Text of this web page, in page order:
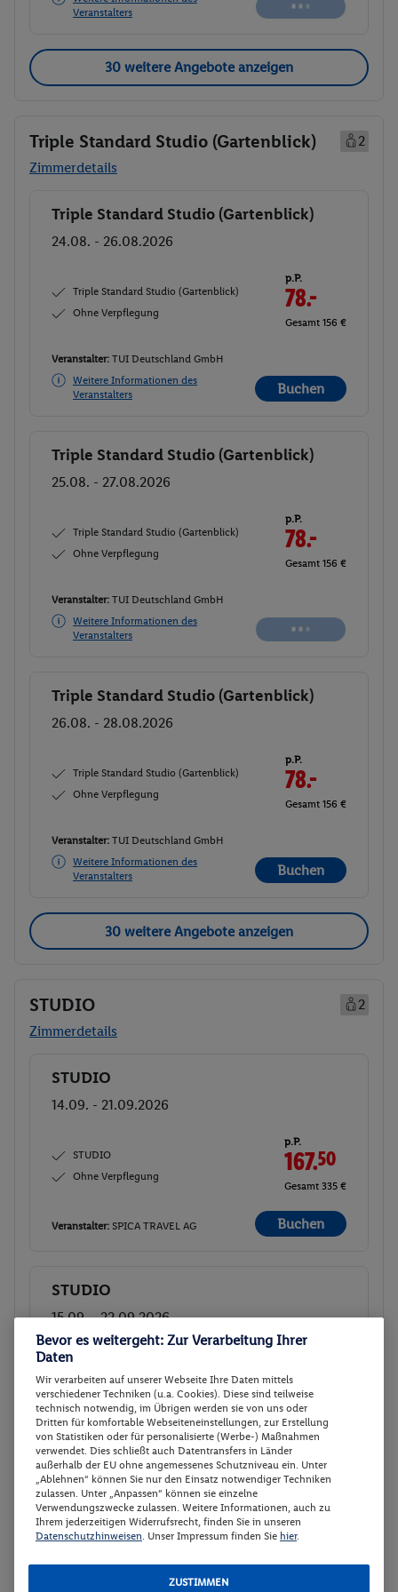
Veranstalters
30 weitere Angebote anzeigen
Triple Standard Studio (Gartenblick)
2
Zimmerdetails
Buchen
Triple Standard Studio (Gartenblick)
24.08. - 26.08.2026
Triple Standard Studio (Gartenblick)
Ohne Verpflegung
p.P.
78.-
Gesamt 156 €
Veranstalter: TUI Deutschland GmbH
Weitere Informationen des
Veranstalters
Buchen
Buchen
Triple Standard Studio (Gartenblick)
25.08. - 27.08.2026
Triple Standard Studio (Gartenblick)
Ohne Verpflegung
p.P.
78.-
Gesamt 156 €
Veranstalter: TUI Deutschland GmbH
Weitere Informationen des
Veranstalters
Buchen
Triple Standard Studio (Gartenblick)
26.08. - 28.08.2026
Triple Standard Studio (Gartenblick)
Ohne Verpflegung
p.P.
78.-
Gesamt 156 €
Veranstalter: TUI Deutschland GmbH
Weitere Informationen des
Veranstalters
Buchen
30 weitere Angebote anzeigen
STUDIO
2
Zimmerdetails
Buchen
STUDIO
14.09. - 21.09.2026
STUDIO
Ohne Verpflegung
p.P.
167.50
Gesamt 335 €
Veranstalter: SPICA TRAVEL AG Buchen
Buchen
STUDIO
15.09. - 22.09.2026
Ohne Verpflegung
167.
Gesamt 335 €
Veranstalter:SPICA TRAVEL AG Buchen
Buchen
STUDIO
16.09. - 23.09.2026
p.P.
Bevor es weitergeht: Zur Verarbeitung Ihrer
Daten
Wir verarbeiten auf unserer Webseite Ihre Daten mittels
verschiedener Techniken (u.a. Cookies). Diese sind teilweise
technisch notwendig, im Übrigen werden sie von uns oder
Dritten für komfortable Webseiteneinstellungen, zur Erstellung
von Statistiken oder für personalisierte (Werbe-) Maßnahmen
verwendet. Dies schließt auch Datentransfers in Länder
außerhalb der EU ohne angemessenes Schutzniveau ein. Unter
„Ablehnen“ können Sie nur den Einsatz notwendiger Techniken
zulassen. Unter „Anpassen“ können sie einzelne
Verwendungszwecke zulassen. Weitere Informationen, auch zu
Ihrem jederzeitigen Widerrufsrecht, finden Sie in unseren
Datenschutzhinweisen. Unser Impressum finden Sie hier.
ZUSTIMMEN